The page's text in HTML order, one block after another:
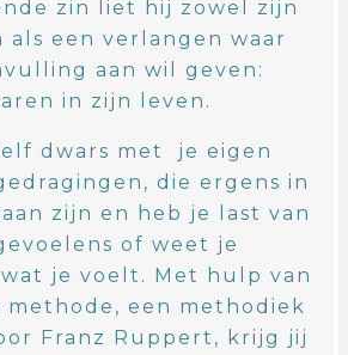
zin liet hij zowel zijn
als een verlangen waar
aan wil geven:
in zijn leven.
dwars met je eigen
die ergens in
zijn en heb je last van
of weet je
je voelt. Met hulp van
methode, een methodiek
Franz Ruppert, krijg jij